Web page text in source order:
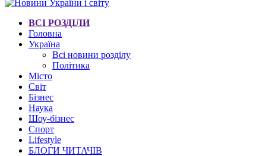
ВСІ РОЗДІЛИ
Головна
Україна
Всі новини розділу
Політика
Місто
Світ
Бізнес
Наука
Шоу-бізнес
Спорт
Lifestyle
БЛОГИ ЧИТАЧІВ